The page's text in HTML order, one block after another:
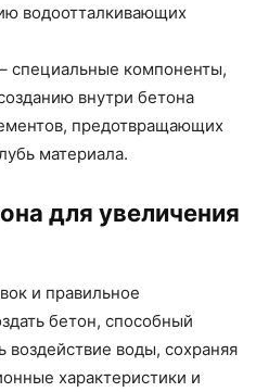
водоотталкивающих
– специальные компоненты,
внутри бетона
предотвращающих
материала.
для увеличения
и правильное
бетон, способный
воды, сохраняя
характеристики и